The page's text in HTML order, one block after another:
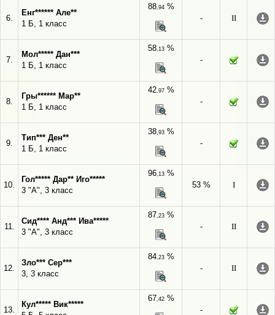
6.
Енг****** Але**
1 Б, 1 класс
88,94%
-
II
7.
Мол***** Дан***
1 Б, 1 класс
58,13%
-
8.
Гры****** Мар**
1 Б, 1 класс
42,97%
-
9.
Тип*** Ден**
1 Б, 1 класс
38,93%
-
10.
Гол***** Дар** Иго*****
3 "А", 3 класс
96,13%
53 %
I
11.
Сид**** Анд*** Ива*****
3 "А", 3 класс
87,23%
-
II
12.
Зло*** Сер***
3, 3 класс
84,23%
-
II
13.
Кул***** Вик*****
67,42%
-